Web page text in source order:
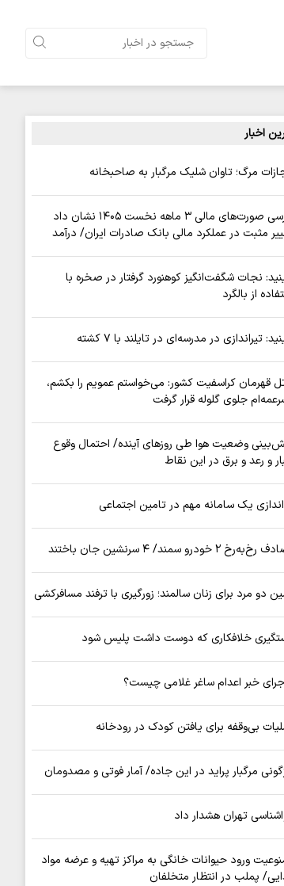
اخبار
مرگ؛ تاوان شلیک مرگبار به صاحبخانه
بررسی صورت‌های مالی ۳ ماهه نخست ۱۴۰۵ نشان داد
مثبت در عملکرد مالی بانک صادرات ایران/ درآمد
نجات شگفت‌انگیز کوهنورد گرفتار در صخره با
از بالگرد
تیراندازی در مدرسه‌ای در تایلند با ۷ کشته
قهرمان کراسفیت کشور: می‌خواستم عمویم را بکشم،
جلوی گلوله قرار گرفت
وضعیت هوا طی روزهای آینده/ احتمال وقوع
و رعد و برق در این نقاط
یک سامانه مهم در تامین اجتماعی
۲ خودرو سمند/ ۴ سرنشین جان باختند
دو مرد برای زنان سالمند؛ زورگیری با ترفند مسافرکشی
خلافکاری که دوست داشت پلیس شود
خبر اعدام ساغر غلامی چیست؟
بی‌وقفه برای یافتن کودک در رودخانه
مرگبار پراید در این جاده/ آمار فوتی و مصدومان
تهران هشدار داد
ورود حیوانات خانگی به مراکز تهیه و عرضه مواد
پملب در انتظار متخلفان